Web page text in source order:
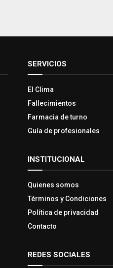
SERVICIOS
El Clima
Fallecimientos
Farmacia de turno
Guía de profesionales
INSTITUCIONAL
Quienes somos
Términos y Condiciones
Política de privacidad
Contacto
REDES SOCIALES